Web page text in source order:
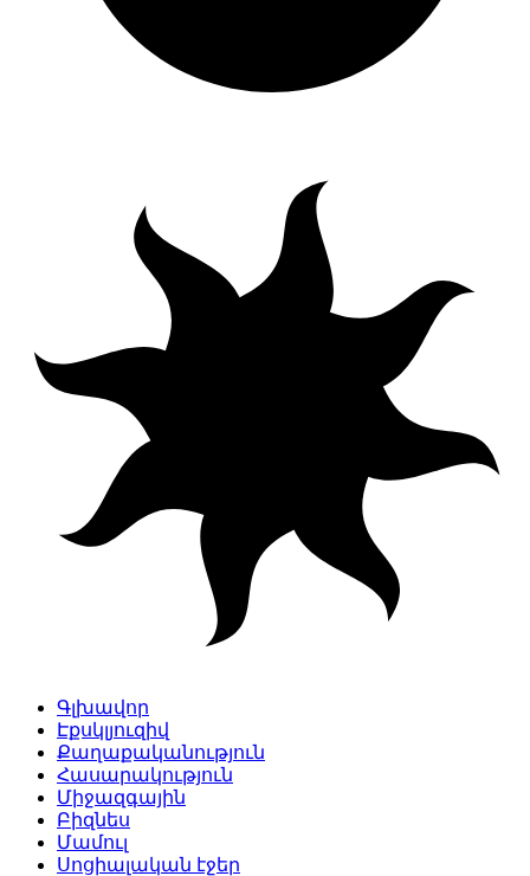
Գլխավոր
Էքսկլյուզիվ
Քաղաքականություն
Հասարակություն
Միջազգային
Բիզնես
Մամուլ
Սոցիալական էջեր